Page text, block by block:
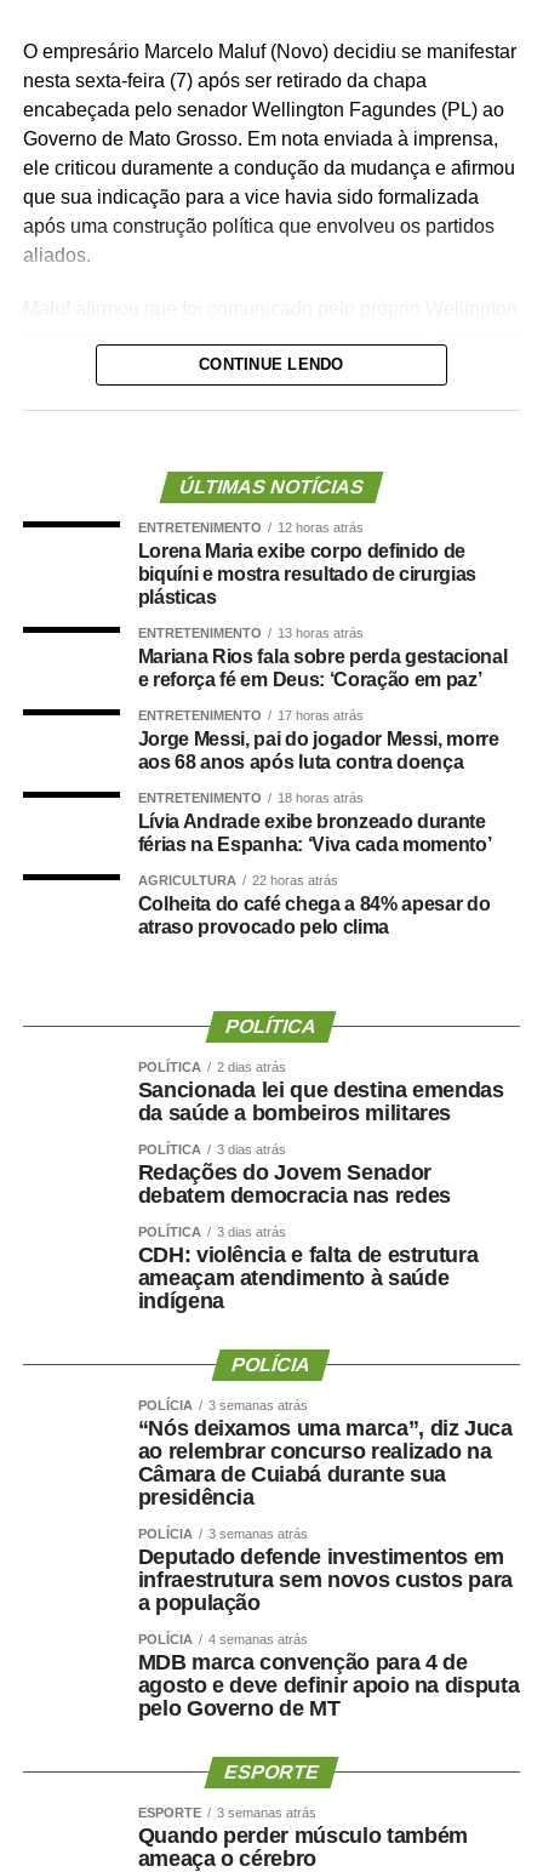
O empresário Marcelo Maluf (Novo) decidiu se manifestar
nesta sexta-feira (7) após ser retirado da chapa
encabeçada pelo senador Wellington Fagundes (PL) ao
Governo de Mato Grosso. Em nota enviada à imprensa,
ele criticou duramente a condução da mudança e afirmou
que sua indicação para a vice havia sido formalizada
após uma construção política que envolveu os partidos
aliados.
foi tomada na noite de quinta-feira (6), quando o PL
Para o empresário, a alteração não representa apenas
uma mudança na composição eleitoral, mas uma quebra
de compromisso.
“Não se trata apenas de uma mudança de candidatura.
Segundo Maluf, sua participação na chapa não nasceu
convite depois de uma decisão política que, inclusive, foi
levada à convenção partidária.
“Foi uma escolha política apresentada, construída e
formalizada dentro do processo partidário, inclusive com
a realização da convenção.”
A partir da definição, afirmou o empresário, pessoas
“Fiz isso de boa-fé, acreditando na palavra empenhada e
na seriedade de uma decisão tomada por quem pretende
governar Mato Grosso.”
A manifestação ocorre apenas dois dias depois de Maluf
confirmar publicamente sua indicação para a vice.
Durante a convenção do Novo, na quarta-feira (5), ele
chegou a descartar a possibilidade de uma nova
“Martelo batido, prego batido e ponta virada”, disse na
Na mesma oportunidade, Maluf confirmou a aliança entre
Novo, PL e MDB e afirmou que as siglas haviam chegado
a um consenso para caminhar juntas nas eleições.
A escolha de Farina representa uma mudança de última
hora na chapa de Wellington, depois de semanas de
negociações envolvendo a vaga de vice. Antes de ser
indicado, Maluf havia desistido de uma pré-candidatura
própria ao Governo pelo Novo para contribuir com a
composição liderada pelo senador.
Na nota desta sexta-feira, Maluf ampliou as críticas e
demonstrar capacidade de cumprir compromissos
“Quem pretende governar um Estado precisa, antes de
CONTINUE LENDO
ÚLTIMAS NOTÍCIAS
ENTRETENIMENTO 12 horas atrás
Lorena Maria exibe corpo definido de
biquíni e mostra resultado de cirurgias
plásticas
ENTRETENIMENTO 13 horas atrás
Mariana Rios fala sobre perda gestacional
e reforça fé em Deus: ‘Coração em paz’
ENTRETENIMENTO 17 horas atrás
Jorge Messi, pai do jogador Messi, morre
aos 68 anos após luta contra doença
ENTRETENIMENTO 18 horas atrás
Lívia Andrade exibe bronzeado durante
férias na Espanha: ‘Viva cada momento’
AGRICULTURA 22 horas atrás
Colheita do café chega a 84% apesar do
atraso provocado pelo clima
POLÍTICA
POLÍTICA 2 dias atrás
Sancionada lei que destina emendas
da saúde a bombeiros militares
POLÍTICA 3 dias atrás
Redações do Jovem Senador
debatem democracia nas redes
POLÍTICA 3 dias atrás
CDH: violência e falta de estrutura
ameaçam atendimento à saúde
indígena
POLÍCIA
POLÍCIA 3 semanas atrás
“Nós deixamos uma marca”, diz Juca
ao relembrar concurso realizado na
Câmara de Cuiabá durante sua
presidência
POLÍCIA 3 semanas atrás
Deputado defende investimentos em
infraestrutura sem novos custos para
a população
POLÍCIA 4 semanas atrás
MDB marca convenção para 4 de
agosto e deve definir apoio na disputa
pelo Governo de MT
ESPORTE
ESPORTE 3 semanas atrás
Quando perder músculo também
ameaça o cérebro